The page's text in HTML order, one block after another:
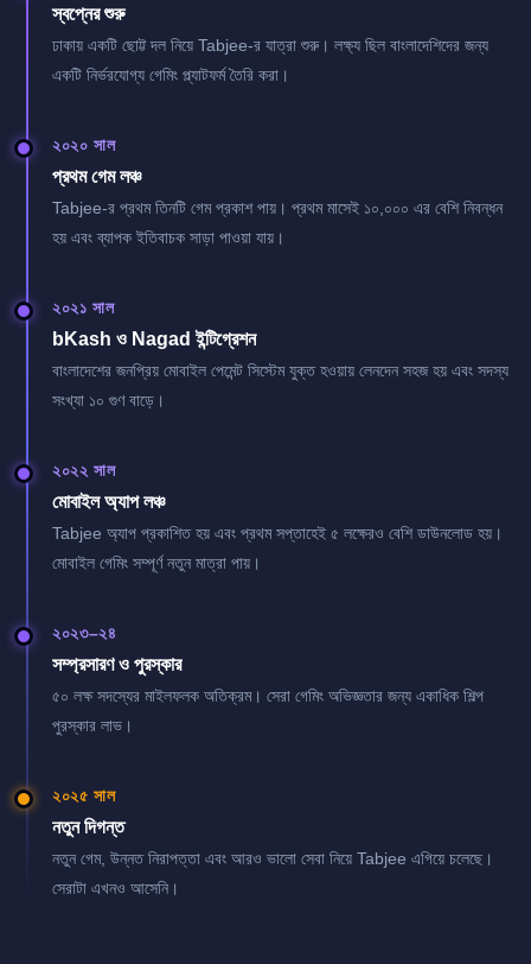
স্বপ্নের শুরু
ঢাকায় একটি ছোট্ট দল নিয়ে Tabjee-র যাত্রা শুরু। লক্ষ্য ছিল বাংলাদেশিদের জন্য
একটি নির্ভরযোগ্য গেমিং প্ল্যাটফর্ম তৈরি করা।
২০২০ সাল
প্রথম গেম লঞ্চ
Tabjee-র প্রথম তিনটি গেম প্রকাশ পায়। প্রথম মাসেই ১০,০০০ এর বেশি নিবন্ধন
হয় এবং ব্যাপক ইতিবাচক সাড়া পাওয়া যায়।
২০২১ সাল
bKash ও Nagad ইন্টিগ্রেশন
বাংলাদেশের জনপ্রিয় মোবাইল পেমেন্ট সিস্টেম যুক্ত হওয়ায় লেনদেন সহজ হয় এবং সদস্য
সংখ্যা ১০ গুণ বাড়ে।
২০২২ সাল
মোবাইল অ্যাপ লঞ্চ
Tabjee অ্যাপ প্রকাশিত হয় এবং প্রথম সপ্তাহেই ৫ লক্ষেরও বেশি ডাউনলোড হয়।
মোবাইল গেমিং সম্পূর্ণ নতুন মাত্রা পায়।
২০২৩–২৪
সম্প্রসারণ ও পুরস্কার
৫০ লক্ষ সদস্যের মাইলফলক অতিক্রম। সেরা গেমিং অভিজ্ঞতার জন্য একাধিক শিল্প
পুরস্কার লাভ।
২০২৫ সাল
নতুন দিগন্ত
নতুন গেম, উন্নত নিরাপত্তা এবং আরও ভালো সেবা নিয়ে Tabjee এগিয়ে চলেছে।
সেরাটা এখনও আসেনি।